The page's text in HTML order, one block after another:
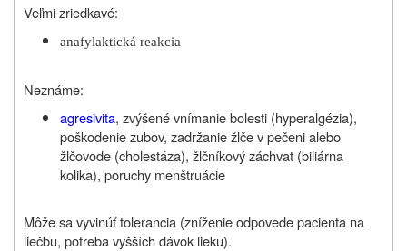
Veľmi zriedkavé:
anafylaktická reakcia
Neznáme:
agresivita, zvýšené vnímanie bolesti (hyperalgézia),
poškodenie zubov, zadržanie žlče v pečeni alebo
žlčovode (cholestáza), žlčníkový záchvat (biliárna
kolika), poruchy menštruácie
Môže sa vyvinúť tolerancia (zníženie odpovede pacienta na
liečbu, potreba vyšších dávok lieku).